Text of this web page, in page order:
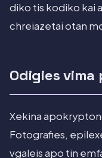
diko tis kodiko kai
chreiazetai otan
Odigies vima
Xekina
Fotografies,
vgaleis apo tin